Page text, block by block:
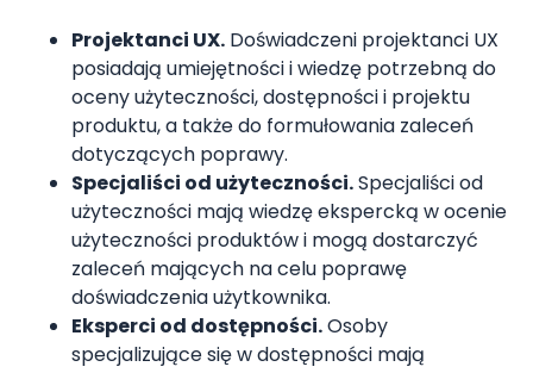
Projektanci UX. Doświadczeni projektanci UX
posiadają umiejętności i wiedzę potrzebną do
oceny użyteczności, dostępności i projektu
produktu, a także do formułowania zaleceń
dotyczących poprawy.
Specjaliści od użyteczności.Specjaliści od
użyteczności mają wiedzę ekspercką w ocenie
użyteczności produktów i mogą dostarczyć
zaleceń mających na celu poprawę
doświadczenia użytkownika.
Eksperci od dostępności.Osoby
specjalizujące się w dostępności mają